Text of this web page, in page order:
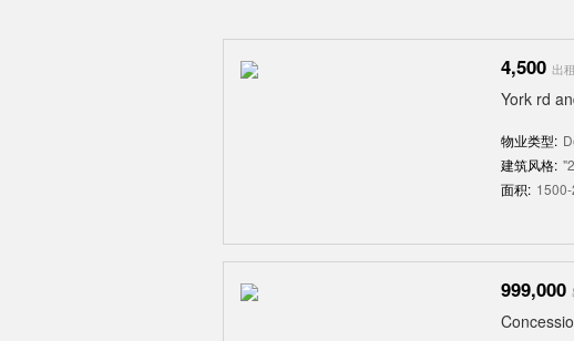
4,500 出租
York rd
物业类型:
建筑风格:
面积:
999,000